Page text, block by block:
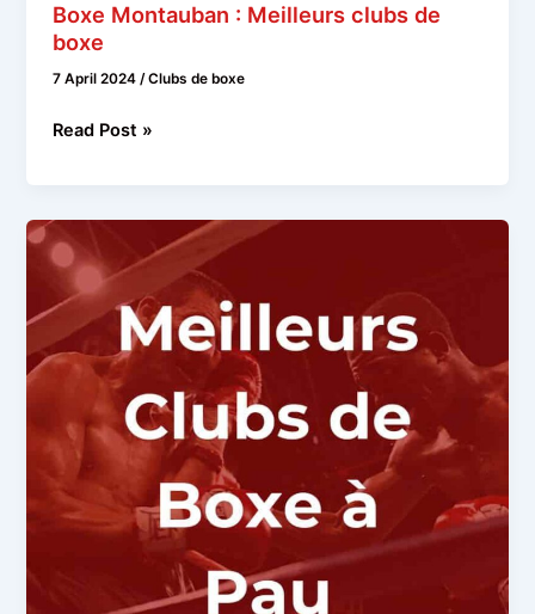
Boxe Montauban : Meilleurs clubs de
boxe
7 April 2024/Clubs de boxe
Boxe
Meilleurs
clubs
de
boxe
Read Post »